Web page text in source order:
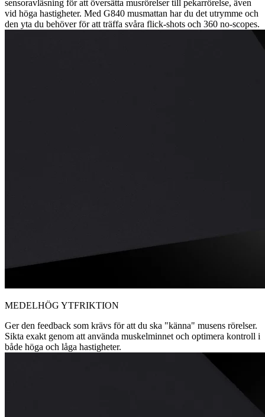
sensoravläsning för att översätta musrörelser till pekarrörelse, även
vid höga hastigheter. Med G840 musmattan har du det utrymme och
den yta du behöver för att träffa svåra flick-shots och 360 no-scopes.
MEDELHÖG YTFRIKTION
Ger den feedback som krävs för att du ska "känna" musens rörelser.
Sikta exakt genom att använda muskelminnet och optimera kontroll i
både höga och låga hastigheter.